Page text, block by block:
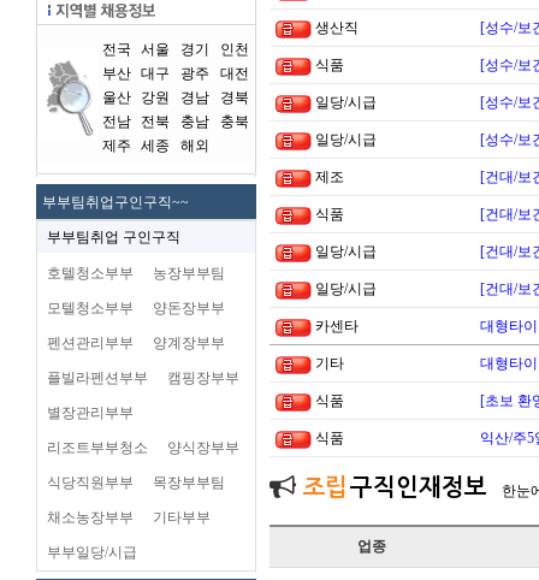
전국 서울 경기
인천
부산 대구 광주
대전
울산
강원 경남
경북
전남
전북 충남
충북
제주
세종 해외
부부팀취업구인구직~~
부부팀취업 구인구직
호텔청소부부 농장부부팀
모텔청소부부 양돈장부부
펜션관리부부 양계장부부
플빌라펜션부부 캠핑장부부
별장관리부부
리조트부부청소 양식장부부
식당직원부부 목장부부팀
채소농장부부 기타부부
부부일당/시급
생산직 [성수/보
식품 [성수/보
일당/시급 [성수/보
일당/시급 [성수/보
제조 [건대/보
식품 [건대/보
일당/시급 [건대/보
일당/시급 [건대/보
카센타 대형타
기타 대형타
식품 [초보 환
식품 익산/주
조립 구직인재정보 한눈
업종